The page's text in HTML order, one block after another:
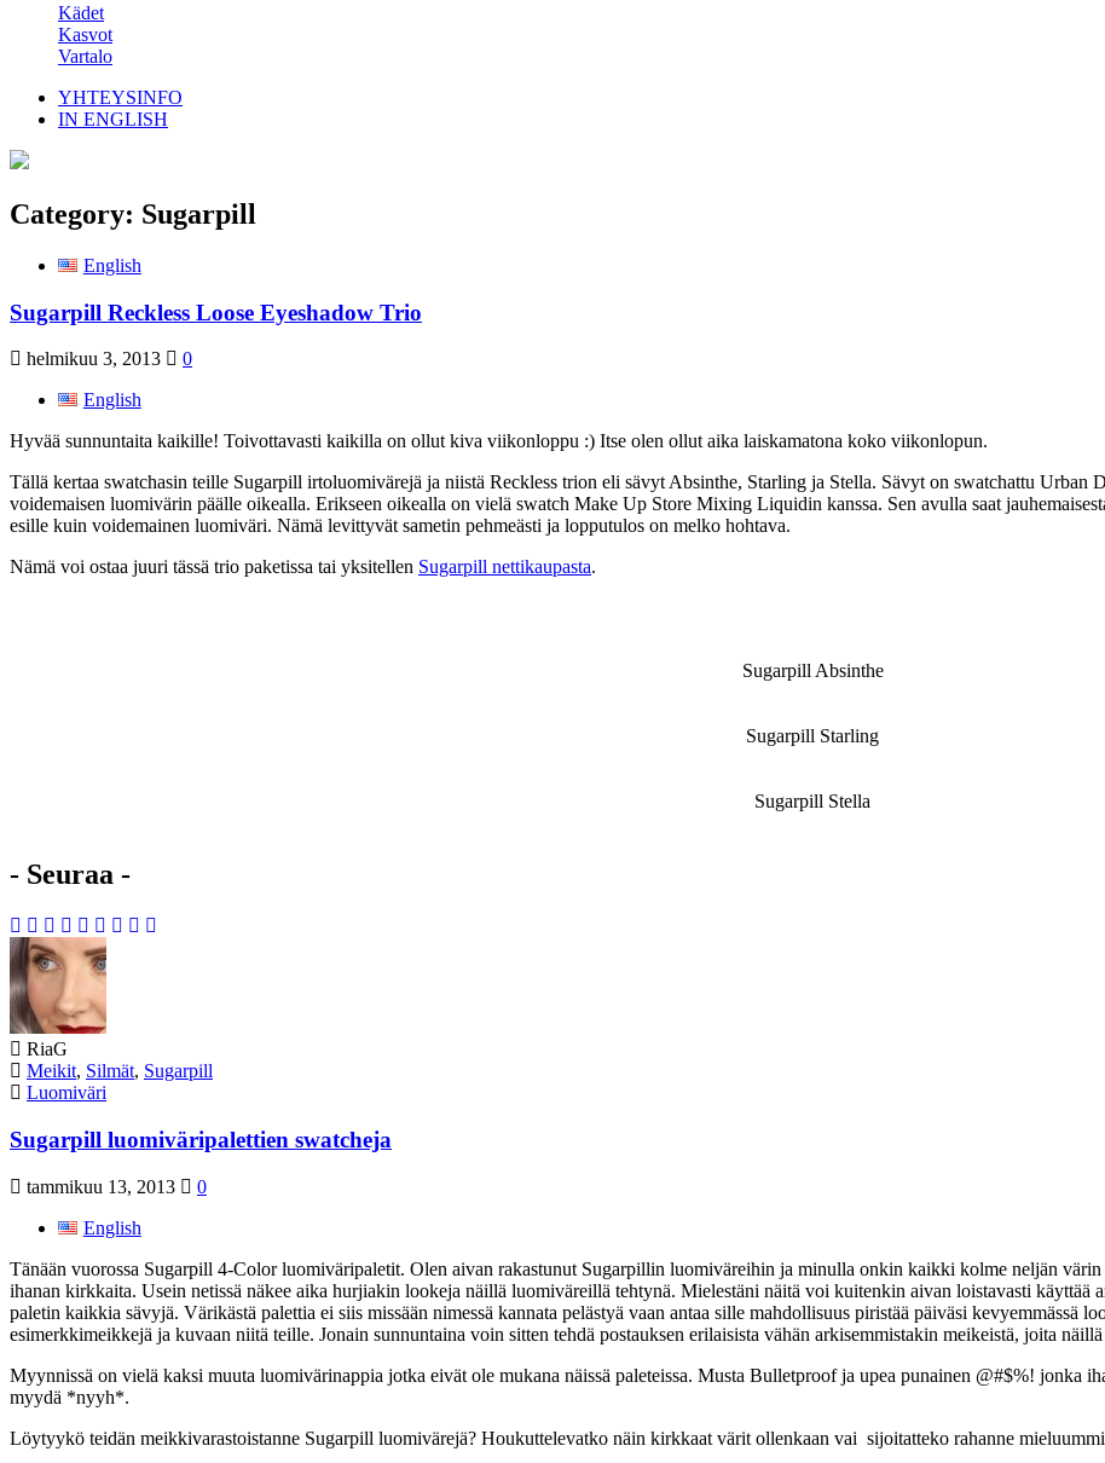
Kädet
Kasvot
Vartalo
YHTEYSINFO
IN ENGLISH
Category: Sugarpill
English
Sugarpill Reckless Loose Eyeshadow Trio
helmikuu 3, 2013
0
English
Hyvää sunnuntaita kaikille! Toivottavasti kaikilla on ollut kiva viikonloppu :) Itse olen ollut aika laiskamatona koko viikonlopun.
Tällä kertaa swatchasin teille Sugarpill irtoluomivärejä ja niistä Reckless trion eli sävyt Absinthe, Starling ja Stella. Sävyt on swatchattu Urban
voidemaisen luomivärin päälle oikealla. Erikseen oikealla on vielä swatch Make Up Store Mixing Liquidin kanssa. Sen avulla saat
esille kuin voidemainen luomiväri. Nämä levittyvät sametin pehmeästi ja lopputulos on melko hohtava.
Nämä voi ostaa juuri tässä trio paketissa tai yksitellen Sugarpill nettikaupasta.
Sugarpill Absinthe
Sugarpill Starling
Sugarpill Stella
- Seuraa -
Kirjoittaja
RiaG
Kategoriat
Meikit, Silmät, Sugarpill
Avainsanat
Luomiväri
Sugarpill luomiväripalettien swatcheja
tammikuu 13, 2013
0
English
Tänään vuorossa Sugarpill 4-Color luomiväripaletit. Olen aivan rakastunut Sugarpillin luomiväreihin ja minulla onkin kaikki kolme neljän
ihanan kirkkaita. Usein netissä näkee aika hurjiakin lookeja näillä luomiväreillä tehtynä. Mielestäni näitä voi kuitenkin aivan loistavasti
paletin kaikkia sävyjä. Värikästä palettia ei siis missään nimessä kannata pelästyä vaan antaa sille mahdollisuus piristää päiväsi kevyemmässä
esimerkkimeikkejä ja kuvaan niitä teille. Jonain sunnuntaina voin sitten tehdä postauksen erilaisista vähän arkisemmistakin meikeistä, joita
Myynnissä on vielä kaksi muuta luomivärinappia jotka eivät ole mukana näissä paleteissa. Musta Bulletproof ja upea punainen @#$%! jonka
myydä *nyyh*.
Löytyykö teidän meikkivarastoistanne Sugarpill luomivärejä? Houkuttelevatko näin kirkkaat värit ollenkaan vai sijoitatteko rahanne